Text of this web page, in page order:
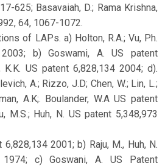
625; Basavaiah, D.; Rama Krishna,
64, 1067-1072.
of LAPs. a) Holton, R.A.; Vu, Ph.
b) Goswami, A. US patent
US patent 6,828,134 2004; d).
A.; Rizzo, J.D; Chen, W.; Lin, L.;
A.K;. Boulander, W.A US patent
M.S.; Huh, N. US patent 5,348,973
6,828,134 2001; b) Raju, M., Huh, N.
c) Goswani, A. US Patent